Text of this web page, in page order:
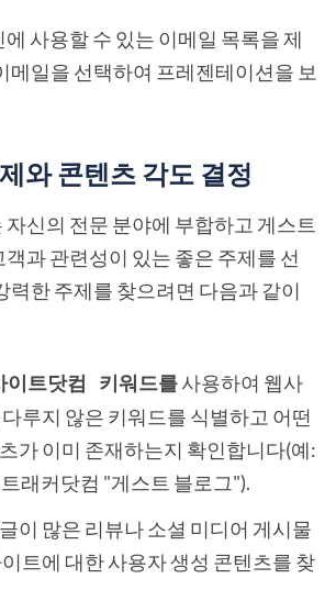
사용할 수 있는 이메일 목록을 제
메일을 선택하여 프레젠테이션을 보
와 콘텐츠 각도 결정
신의 전문 분야에 부합하고 게스트
과 관련성이 있는 좋은 주제를 선
력한 주제를 찾으려면 다음과 같이
트닷컴 키워드를사용하여 웹사
루지 않은 키워드를 식별하고 어떤
가 이미 존재하는지 확인합니다(예:
래커닷컴 "게스트 블로그").
이 많은 리뷰나 소셜 미디어 게시물
트에 대한 사용자 생성 콘텐츠를 찾